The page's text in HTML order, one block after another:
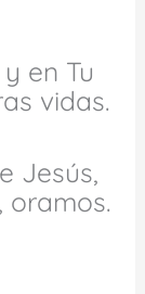
en Tu
vidas.
Jesús,
oramos.